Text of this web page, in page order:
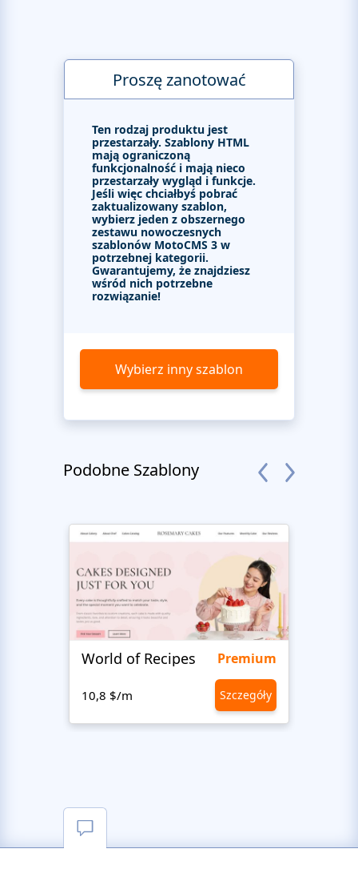
Proszę zanotować
Ten rodzaj produktu jest
przestarzały. Szablony HTML
mają ograniczoną
funkcjonalność i mają nieco
przestarzały wygląd i funkcje.
Jeśli więc chciałbyś pobrać
zaktualizowany szablon,
wybierz jeden z obszernego
zestawu nowoczesnych
szablonów MotoCMS 3 w
potrzebnej kategorii.
Gwarantujemy, że znajdziesz
wśród nich potrzebne
rozwiązanie!
Wybierz inny szablon
Podobne Szablony
World of Recipes Premium
10,8 $/m Szczegóły